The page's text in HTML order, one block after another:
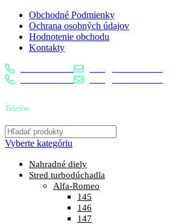
Obchodné Podmienky
Ochrana osobných údajov
Hodnotenie obchodu
Kontakty
0904 400 399
0904 400 399
Telefón
Vyberte kategóriu
Nahradné diely
Stred turbodúchadla
Alfa-Romeo
145
146
147